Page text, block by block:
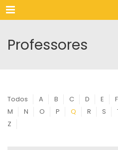
Menu
Professores
Todos A B C D E F
M
N O P Q R S
Z